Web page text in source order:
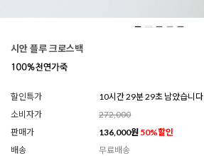
시안 플루 크로스백
할인특가
10시간 29분 27초 남았습니다
소비자가
272,000
판매가
136,000원 50%할인
배송
무료배송